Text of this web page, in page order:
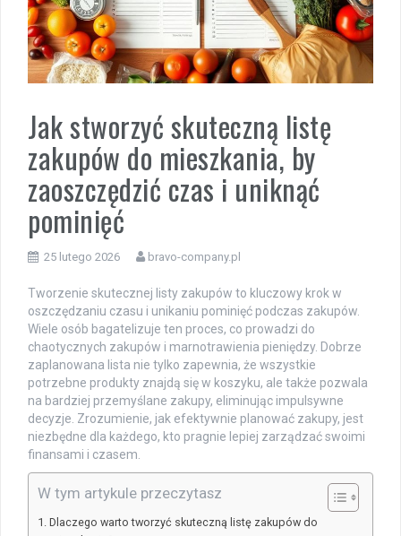
Jak stworzyć skuteczną listę
zakupów do mieszkania, by
zaoszczędzić czas i uniknąć
pominięć
25 lutego 2026 bravo-company.pl
Tworzenie skutecznej listy zakupów to kluczowy krok w
oszczędzaniu czasu i unikaniu pominięć podczas zakupów.
Wiele osób bagatelizuje ten proces, co prowadzi do
chaotycznych zakupów i marnotrawienia pieniędzy. Dobrze
zaplanowana lista nie tylko zapewnia, że wszystkie
potrzebne produkty znajdą się w koszyku, ale także pozwala
na bardziej przemyślane zakupy, eliminując impulsywne
decyzje. Zrozumienie, jak efektywnie planować zakupy, jest
niezbędne dla każdego, kto pragnie lepiej zarządzać swoimi
finansami i czasem.
W tym artykule przeczytasz
Dlaczego warto tworzyć skuteczną listę zakupów do